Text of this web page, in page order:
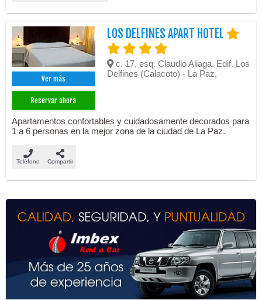
Ver más
Reservar ahora
LOS DELFINES APART HOTEL
c. 17, esq. Claudio Aliaga. Edif. Los
Delfines (Calacoto) - La Paz,
Apartamentos confortables y cuidadosamente decorados para
1 a 6 personas en la mejor zona de la ciudad de La Paz.
Teléfono Compartir